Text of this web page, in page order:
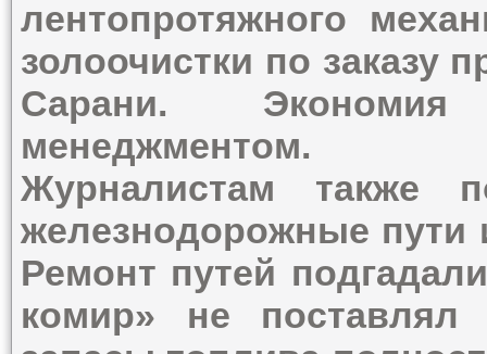
лентопротяжного
золоочистки по заказу
Сарани. Экономия
менеджментом.
Журналистам также
железнодорожные
Ремонт путей
комир» не поставлял